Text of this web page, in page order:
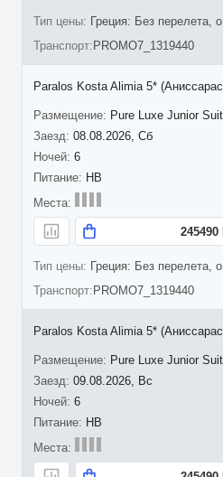
Греция: Без перелета,
PROMO7_1319440
08.08.2026, Сб
6
Paralos Kosta Alimia 5*
Pure Luxe Junior
HB
245490
Греция: Без перелета,
PROMO7_1319440
09.08.2026, Вс
6
Paralos Kosta Alimia 5*
Pure Luxe Junior
HB